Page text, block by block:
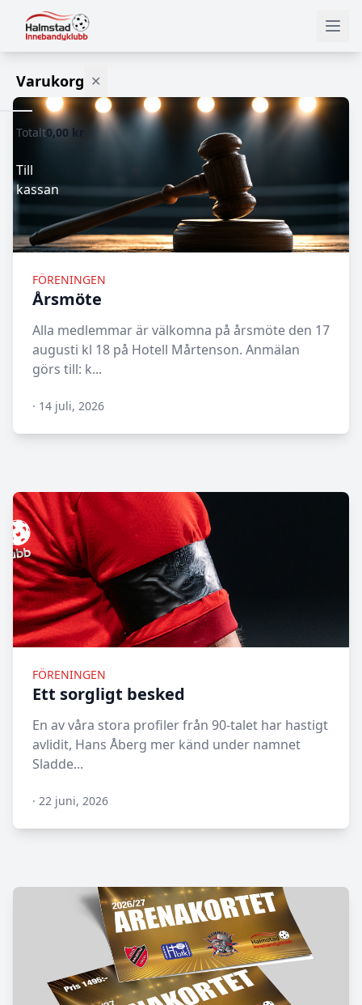
Varukorg ✕
Varukorgen
tom.
Totalt0,00 kr
Till
kassan
FÖRENINGEN
Årsmöte
Alla medlemmar är välkomna på årsmöte den 17
augusti kl 18 på Hotell Mårtenson. Anmälan
görs till: k...
N/A
· 14 juli, 2026
FÖRENINGEN
Ett sorgligt besked
En av våra stora profiler från 90-talet har hastigt
avlidit, Hans Åberg mer känd under namnet
Sladde...
N/A
· 22 juni, 2026